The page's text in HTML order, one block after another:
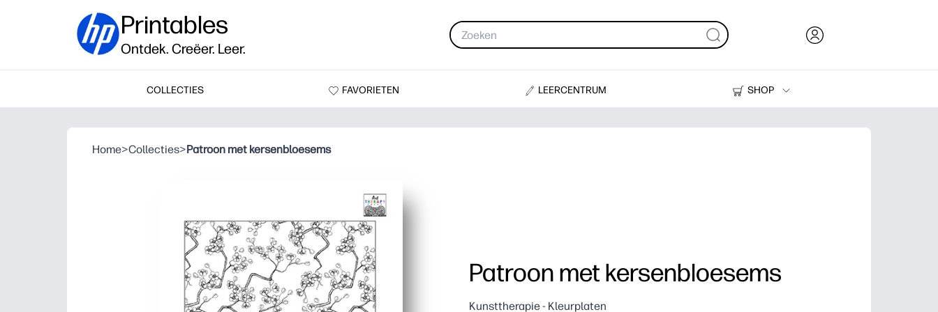
Printables
Ontdek. Creëer. Leer.
COLLECTIES FAVORIETEN LEERCENTRUM
SHOP
Printers
Home>Collecties>Patroon met kersenbloesems
Patroon met kersenbloesems
Kunsttherapie - Kleurplaten